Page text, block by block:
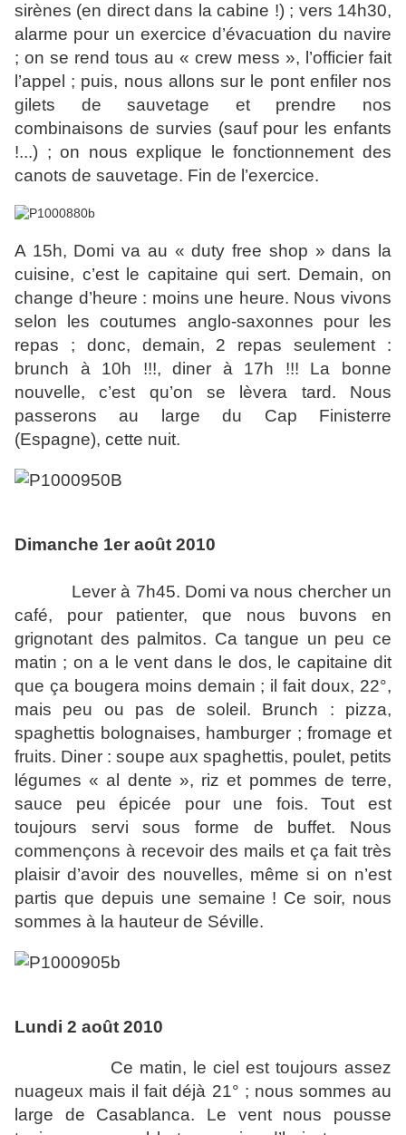
sirènes (en direct dans la cabine !) ; vers 14h30,
alarme pour un exercice d’évacuation du navire
; on se rend tous au « crew mess », l’officier fait
l’appel ; puis, nous allons sur le pont enfiler nos
gilets de sauvetage et prendre nos
combinaisons de survies (sauf pour les enfants
!...) ; on nous explique le fonctionnement des
canots de sauvetage. Fin de l’exercice.
A 15h, Domi va au « duty free shop » dans la
cuisine, c’est le capitaine qui sert. Demain, on
change d’heure : moins une heure. Nous vivons
selon les coutumes anglo-saxonnes pour les
repas ; donc, demain, 2 repas seulement :
brunch à 10h !!!, diner à 17h !!! La bonne
nouvelle, c’est qu’on se lèvera tard. Nous
passerons au large du Cap Finisterre
(Espagne), cette nuit.
Dimanche 1er août 2010
Lever à 7h45. Domi va nous chercher un
café, pour patienter, que nous buvons en
grignotant des palmitos. Ca tangue un peu ce
matin ; on a le vent dans le dos, le capitaine dit
que ça bougera moins demain ; il fait doux, 22°,
mais peu ou pas de soleil. Brunch : pizza,
spaghettis bolognaises, hamburger ; fromage et
fruits. Diner : soupe aux spaghettis, poulet, petits
légumes « al dente », riz et pommes de terre,
sauce peu épicée pour une fois. Tout est
toujours servi sous forme de buffet. Nous
commençons à recevoir des mails et ça fait très
plaisir d’avoir des nouvelles, même si on n’est
partis que depuis une semaine ! Ce soir, nous
sommes à la hauteur de Séville.
Lundi 2 août 2010
Ce matin, le ciel est toujours assez
nuageux mais il fait déjà 21° ; nous sommes au
large de Casablanca. Le vent nous pousse